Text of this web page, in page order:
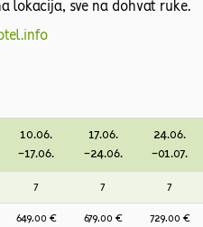
lokacija, sve na dohvat ruke.
10.06.
-17.06.
17.06.
-24.06.
24.06.
-01.07.
7 7 7
649.00 € 679.00 € 729.00 €